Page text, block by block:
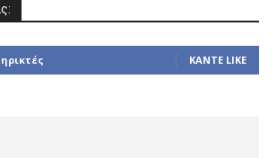
ΚΆΝΤΕ LIKE